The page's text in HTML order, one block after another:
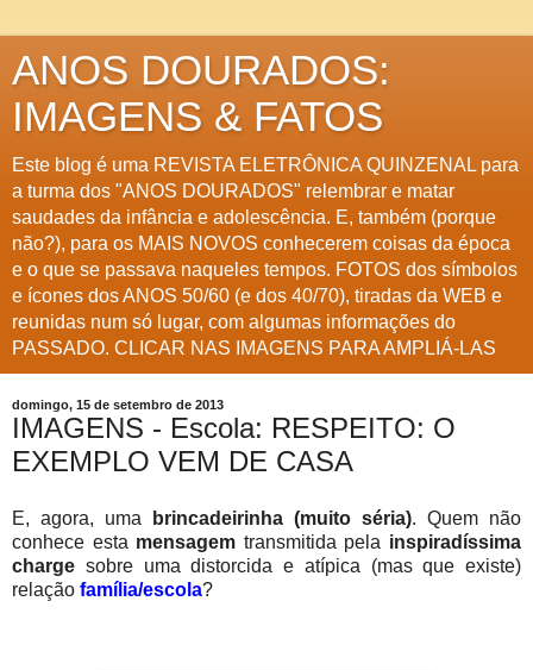
ANOS DOURADOS:
IMAGENS & FATOS
Este blog é uma REVISTA ELETRÔNICA QUINZENAL para
a turma dos "ANOS DOURADOS" relembrar e matar
saudades da infância e adolescência. E, também (porque
não?), para os MAIS NOVOS conhecerem coisas da época
e o que se passava naqueles tempos. FOTOS dos símbolos
e ícones dos ANOS 50/60 (e dos 40/70), tiradas da WEB e
reunidas num só lugar, com algumas informações do
PASSADO. CLICAR NAS IMAGENS PARA AMPLIÁ-LAS
domingo, 15 de setembro de 2013
IMAGENS - Escola: RESPEITO: O
EXEMPLO VEM DE CASA
E, agora, uma brincadeirinha (muito séria). Quem não
conhece esta mensagem transmitida pela inspiradíssima
charge sobre uma distorcida e atípica (mas que existe)
relação família/escola?